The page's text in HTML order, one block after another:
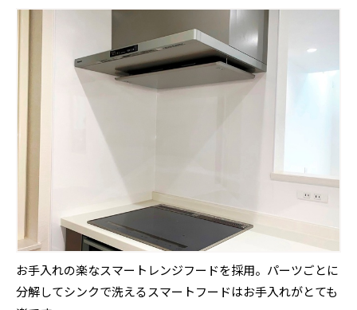
お手入れの楽なスマートレンジフードを採用。パーツごとに
分解してシンクで洗えるスマートフードはお手入れがとても